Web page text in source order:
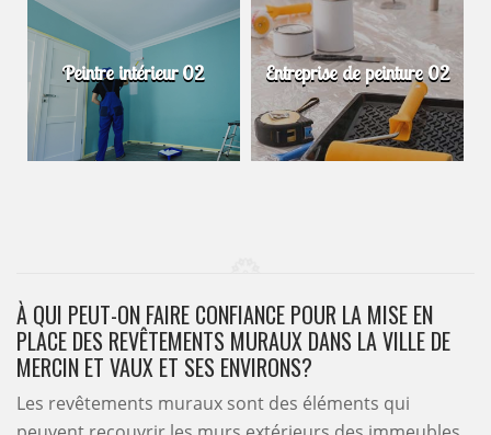
Peintre intérieur 02 Entreprise de peinture 02
À QUI PEUT-ON FAIRE CONFIANCE POUR LA MISE EN
PLACE DES REVÊTEMENTS MURAUX DANS LA VILLE DE
MERCIN ET VAUX ET SES ENVIRONS?
Les revêtements muraux sont des éléments qui